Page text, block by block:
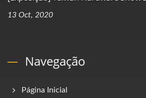
13 Oct, 2020
Navegação
Página Inicial